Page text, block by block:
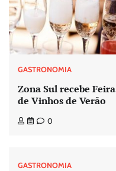
GASTRONOMIA
Zona Sul recebe Feira
de Vinhos de Verão
0
GASTRONOMIA